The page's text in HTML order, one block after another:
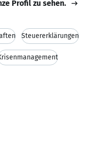
Profil zu sehen.
Steuererklärungen